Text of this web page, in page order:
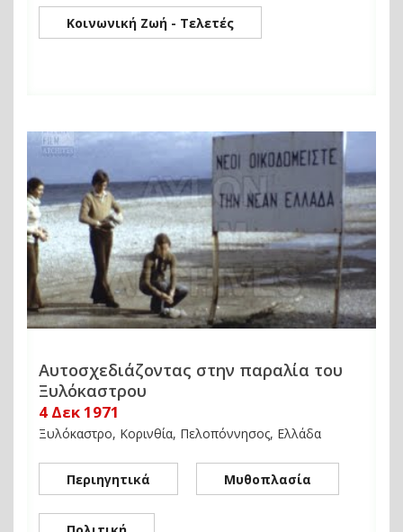
Κοινωνική Ζωή - Τελετές
Αυτοσχεδιάζοντας στην παραλία του
Ξυλόκαστρου
4 Δεκ 1971
Ξυλόκαστρο, Κορινθία, Πελοπόννησος, Ελλάδα
Περιηγητικά Μυθοπλασία